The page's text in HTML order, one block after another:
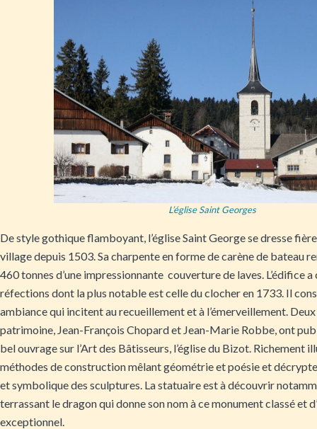
L’église Saint Georges
De style gothique flamboyant, l’église Saint George se dresse
village depuis 1503. Sa charpente en forme de carène de bateau
460 tonnes d’une impressionnante couverture de laves. L’édifice
réfections dont la plus notable est celle du clocher en 1733. Il
ambiance qui incitent au recueillement et à l’émerveillement.
patrimoine, Jean-François Chopard et Jean-Marie Robbe, ont
bel ouvrage sur l’Art des Bâtisseurs, l’église du Bizot. Richement
méthodes de construction mêlant géométrie et poésie et
et symbolique des sculptures. La statuaire est à découvrir
terrassant le dragon qui donne son nom à ce monument classé et
exceptionnel.